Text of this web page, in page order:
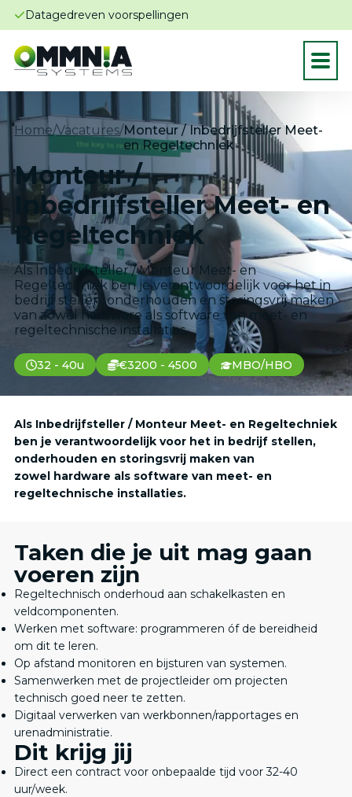
Datagedreven voorspellingen
Home/Vacatures/Monteur / Inbedrijfsteller Meet-
en Regeltechniek
Monteur /
Inbedrijfsteller Meet- en
Regeltechniek
Als Inbedrijfsteller / Monteur Meet- en
Regeltechniek ben je verantwoordelijk voor het in
bedrijf stellen, onderhouden en storingsvrij maken
van zowel hardware als software van meet- en
regeltechnische installaties.
32 - 40u €3200 - 4500 MBO/HBO
Als Inbedrijfsteller / Monteur Meet- en Regeltechniek
ben je verantwoordelijk voor het in bedrijf stellen,
onderhouden en storingsvrij maken van
zowel hardware als software van meet- en
regeltechnische installaties.
Taken die je uit mag gaan
voeren zijn
Regeltechnisch onderhoud aan schakelkasten en
veldcomponenten.
Werken met software: programmeren óf de bereidheid
om dit te leren.
Op afstand monitoren en bijsturen van systemen.
Samenwerken met de projectleider om projecten
technisch goed neer te zetten.
Digitaal verwerken van werkbonnen/rapportages en
urenadministratie.
Dit krijg jij
Direct een contract voor onbepaalde tijd voor 32-40
uur/week.